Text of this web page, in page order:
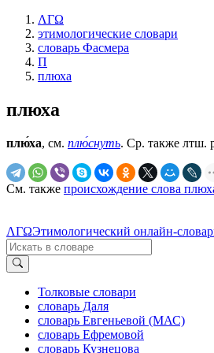
ΛΓΩ
этимологические словари
словарь Фасмера
П
плюха
плюха
плю́ха, см. плю́снуть. Ср. также лтш.
См. также происхождение слова
ΛΓΩЭтимологический онлайн-
Толковые словари
словарь Даля
словарь Евгеньевой (МАС)
словарь Ефремовой
словарь Кузнецова